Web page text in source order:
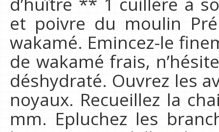
et poivre du moulin
wakamé. Emincez-le
de wakamé frais,
déshydraté. Ouvrez les
noyaux. Recueillez la
mm. Epluchez les